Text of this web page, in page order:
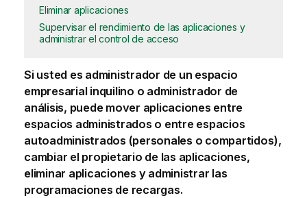
Eliminar aplicaciones
Supervisar el rendimiento de las aplicaciones y
administrar el control de acceso
Si usted es administrador de un espacio
empresarial inquilino o administrador de
análisis, puede mover aplicaciones entre
espacios administrados o entre espacios
autoadministrados (personales o compartidos),
cambiar el propietario de las aplicaciones,
eliminar aplicaciones y administrar las
programaciones de recargas.